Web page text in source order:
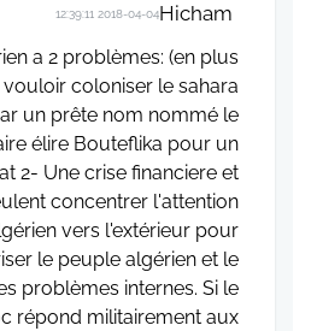
Hicham
2018-04-04 12:39:11
a 2 problèmes: (en plus
coloniser le sahara
un prête nom nommé le
élire Bouteflika pour un
2- Une crise financiere et
concentrer l'attention
vers l'extérieur pour
le peuple algérien et le
problèmes internes. Si le
répond militairement aux